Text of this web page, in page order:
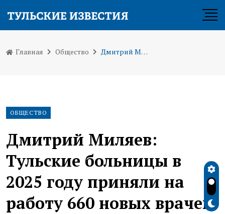
Главная Общество Дмитрий Миляев: Тульские больницы в 2025 году приняли на работу 660 новых врачей
ОБЩЕСТВО
Дмитрий Миляев:
Тульские больницы в
2025 году приняли на
работу 660 новых врачей